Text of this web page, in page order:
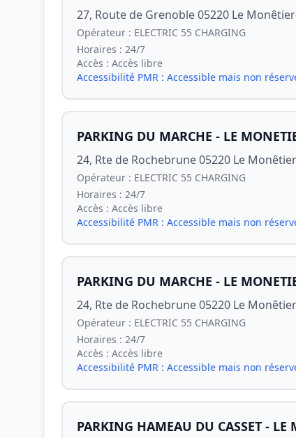
27, Route de Grenoble 05220 Le
Opérateur : ELECTRIC 55 CHARGING
Horaires : 24/7
Accès : Accès libre
Accessibilité PMR : Accessible mais non
PARKING DU MARCHE - LE
24, Rte de Rochebrune 05220 Le
Opérateur : ELECTRIC 55 CHARGING
Horaires : 24/7
Accès : Accès libre
Accessibilité PMR : Accessible mais non
PARKING DU MARCHE - LE
24, Rte de Rochebrune 05220 Le
Opérateur : ELECTRIC 55 CHARGING
Horaires : 24/7
Accès : Accès libre
Accessibilité PMR : Accessible mais non
PARKING HAMEAU DU CASSET - LE